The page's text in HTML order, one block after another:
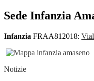
Sede Infanzia
Infanzia FRAA812018:
Notizie